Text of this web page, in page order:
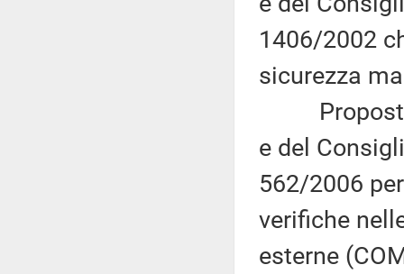
1406/2002
sicurezza
Proposta
e del
562/2006
verifiche
esterne